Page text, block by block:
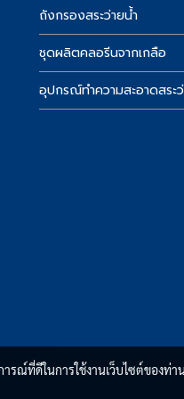
ถังกรองสระว่ายน้ำ
ชุดผลิตคลอรีนจากเกลือ
อุปกรณ์ทำความสะอาดสระ
ณ์ที่ดีในการใช้งานเว็บไซต์ของท่